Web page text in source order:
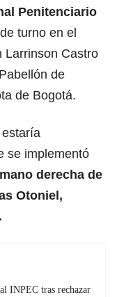
Penitenciario
turno en el
Larrinson Castro
de
de Bogotá.
se implementó
derecha de
Otoniel,
INPEC tras rechazar